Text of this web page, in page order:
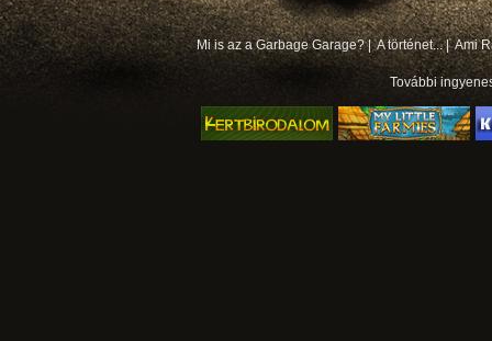
Mi is az a Garbage Garage? |A történet... |Ami
További